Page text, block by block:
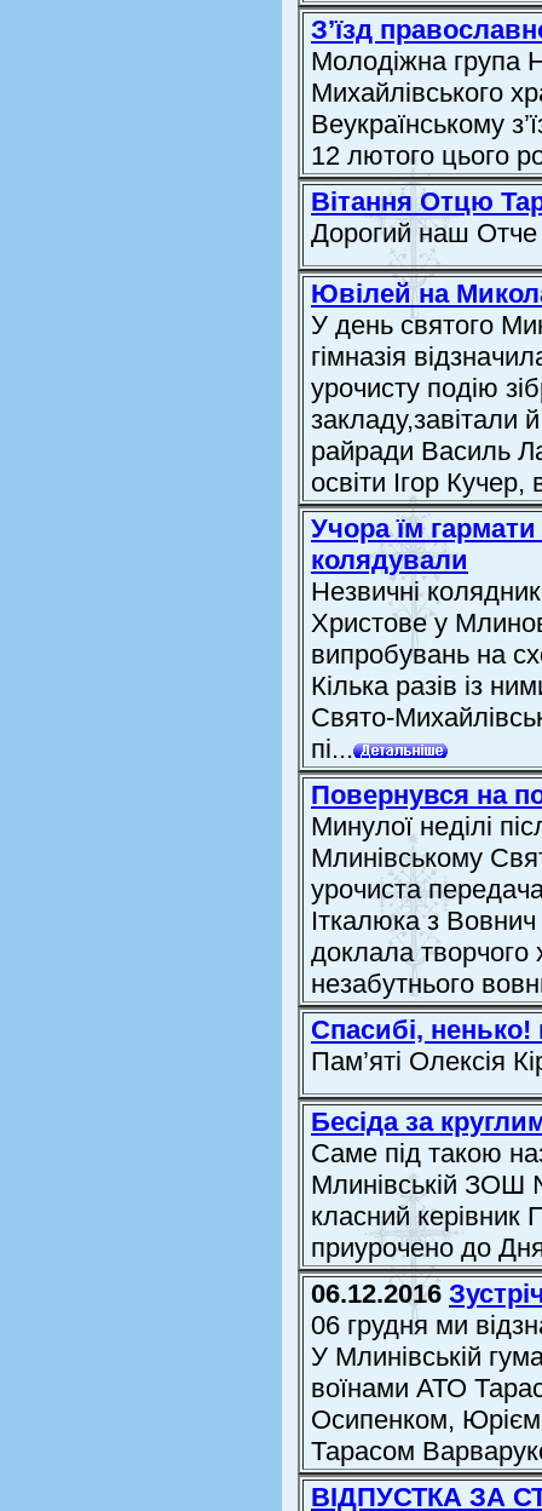
З’їзд
Молодіжна група
Михайлівського
Веукраїнському
12 лютого цього
Вітання Отцю
Дорогий наш
Ювілей на
У день святого
гімназія
урочисту подію
закладу,завітали
райради Василь
освіти Ігор
Учора їм
колядували
Незвичні
Христове у
випробувань на
Кілька разів із
Свято-
пі...
Повернувся на
Минулої неділі
Млинівському
урочиста
Іткалюка з
доклала творчого
незабутнього
Спасибі, ненько!
Пам’яті Олексія
Бесіда за
Саме під такою
Млинівській ЗОШ
класний керівник
приурочено до
06.12.2016
06 грудня ми
У Млинівській
воїнами АТО
Осипенком,
Тарасом
ВІДПУСТКА ЗА